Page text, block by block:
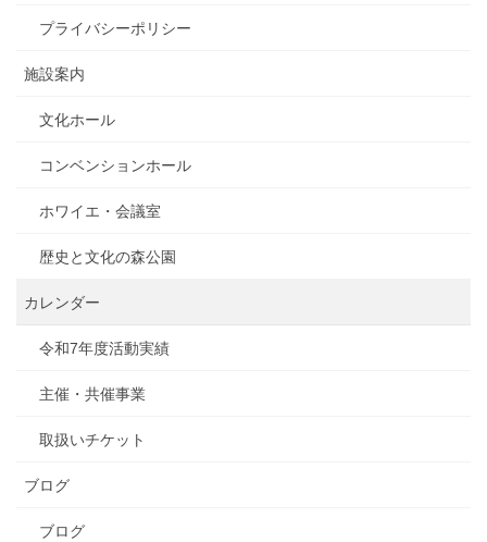
プライバシーポリシー
施設案内
文化ホール
コンベンションホール
ホワイエ・会議室
歴史と文化の森公園
カレンダー
令和7年度活動実績
主催・共催事業
取扱いチケット
ブログ
ブログ